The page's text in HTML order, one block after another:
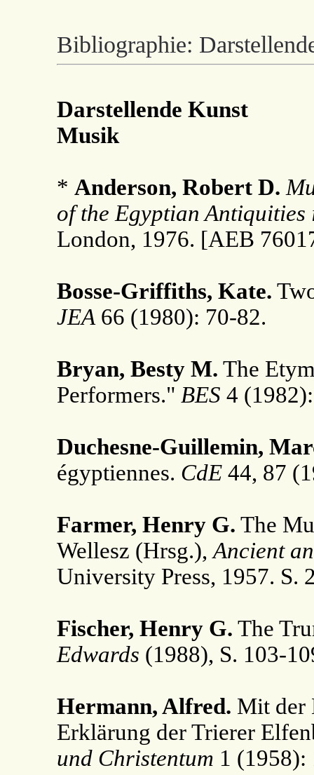
Bibliographie:
Darstellende Kunst
Musik
* Anderson, Robert D.
of the Egyptian
London, 1976. [AEB
Bosse-Griffiths, Kate.
JEA 66 (1980): 70-82.
Bryan, Besty M. The
Performers." BES 4
Duchesne-Guillemin,
égyptiennes. CdE44, 87
Farmer, Henry G. The
Wellesz (Hrsg.),Ancient
University Press, 1957. S.
Fischer, Henry G. The
Edwards (1988), S. 103-
Hermann, Alfred. Mit der
Erklärung der Trierer
und Christentum 1 (1958):